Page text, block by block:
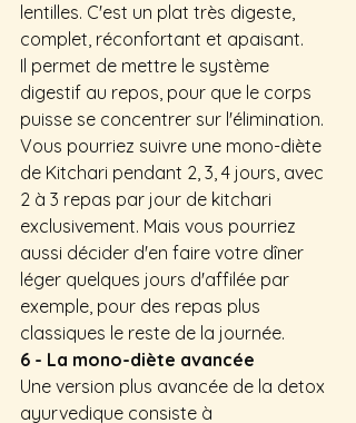
lentilles. C'est un plat très digeste,
complet, réconfortant et apaisant.
Il permet de mettre le système
digestif au repos, pour que le corps
puisse se concentrer sur l'élimination.
Vous pourriez suivre une mono-diète
de Kitchari pendant 2, 3, 4 jours, avec
2 à 3 repas par jour de kitchari
exclusivement. Mais vous pourriez
aussi décider d'en faire votre dîner
léger quelques jours d'affilée par
exemple, pour des repas plus
classiques le reste de la journée.
6 - La mono-diète avancée
Une version plus avancée de la detox
ayurvedique consiste à